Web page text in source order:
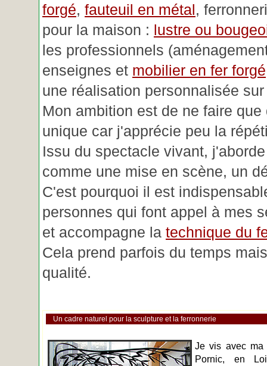
forgé, fauteuil en métal,
pour la maison : lustre ou
les professionnels
enseignes et mobilier en fer forgé
une réalisation personnalisée
Mon ambition est de ne faire que
unique car j'apprécie peu la
Issu du spectacle vivant,
comme une mise en scène, un
C'est pourquoi il est
personnes qui font appel à mes
et accompagne la technique du
Cela prend parfois du temps
qualité.
Un cadre naturel pour la sculpture et la ferronnerie
Je vis avec ma
Pornic, en